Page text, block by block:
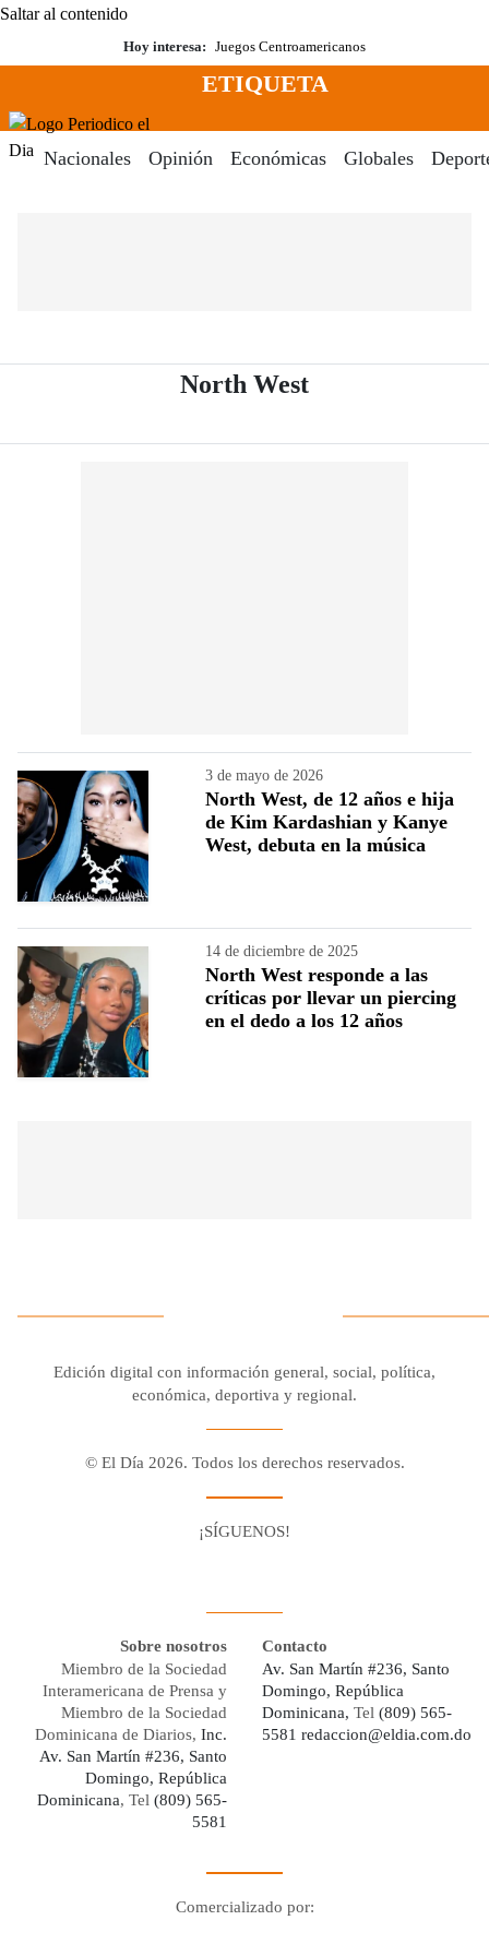
Saltar al contenido
Hoy interesa: Juegos Centroamericanos
Menú
ETIQUETA
Nacionales Opinión Económicas Globales
North West- Periódico El
3 de mayo de 2026
North West, de 12 años e hija
de Kim Kardashian y Kanye
West, debuta en la música
14 de diciembre de 2025
North West responde a las
críticas por llevar un piercing
en el dedo a los 12 años
Edición digital con información general, social, política,
económica, deportiva y regional.
© El Día 2026. Todos los derechos reservados.
¡SÍGUENOS!
Sobre nosotros
Miembro de la Sociedad
Interamericana de Prensa y
Miembro de la Sociedad
Dominicana de Diarios, Inc.
Av. San Martín #236, Santo
Domingo, República
Dominicana, Tel (809) 565-
5581
Contacto
Av. San Martín #236, Santo
Domingo, República
Dominicana, Tel (809) 565-
5581 redaccion@eldia.com.do
Comercializado por: